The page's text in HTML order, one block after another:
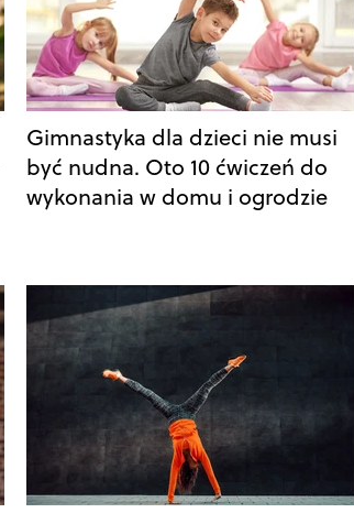
Gimnastyka dla dzieci nie musi
być nudna. Oto 10 ćwiczeń do
wykonania w domu i ogrodzie